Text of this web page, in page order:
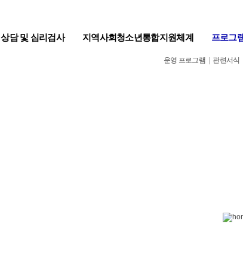
상담 및 심리검사 지역사회청소년통합지원체계 프로그
운영 프로그램 관련서식